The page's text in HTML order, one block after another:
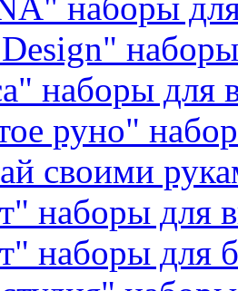
наборы для
руно"
своими
наборы для
наборы для